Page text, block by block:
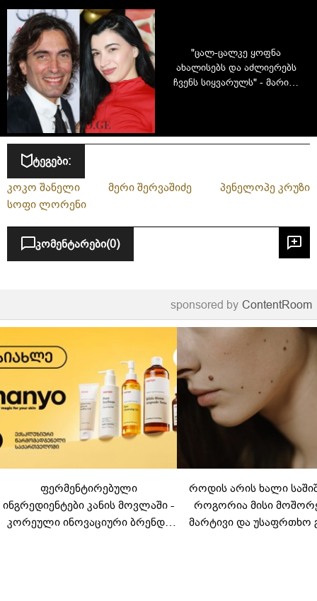
"ცალ-ცალკე ყოფნა
ახალისებს და აძლიერებს
ჩვენს სიყვარულს" - მარიამ
ტეგები:
კოკო შანელი მერი შერვაშიძე
პენელოპე კრუზი
სოფი ლორენი
კომენტარები(0)
sponsored by ContentRoom
ფერმენტირებული
ინგრედიენტები კანის მოვლაში -
კორეული ინოვაციური ბრენდი
როდის არის ხალი
როგორია მისი
მარტივი და უსაფრთხო